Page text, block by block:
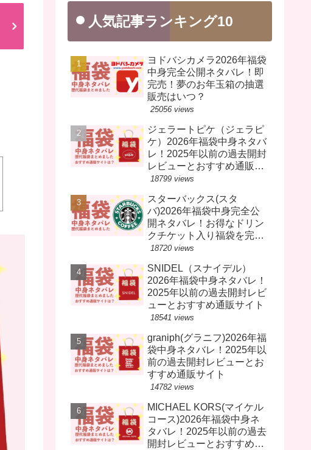
人気記事ランキング10
ヨドバシカメラ2026年福袋
中身完全公開ネタバレ！即
完売！夢のお年玉箱の抽選
販売はいつ？
25056 views
ジェラートピケ（ジェラピ
ケ）2026年福袋中身ネタバ
レ！2025年以前の過去開封
レビューとおすすめ通販サ
イト
18799 views
スターバックス(スタ
バ)2026年福袋中身完全公
開ネタバレ！お得なドリン
クチケット入り福袋を完売
前に！
18720 views
SNIDEL（スナイデル）
2026年福袋中身ネタバレ！
2025年以前の過去開封レビ
ューとおすすめ通販サイト
18541 views
graniph(グラニフ)2026年福
袋中身ネタバレ！2025年以
前の過去開封レビューとお
すすめ通販サイト
14782 views
MICHAEL KORS(マイケル
コース)2026年福袋中身ネ
タバレ！2025年以前の過去
開封レビューとおすすめ通